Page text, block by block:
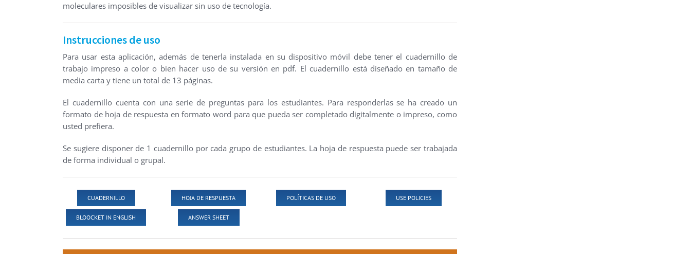
moleculares imposibles de visualizar sin uso de tecnología.
Instrucciones de uso
Para usar esta aplicación, además de tenerla instalada en su dispositivo móvil debe tener el cuadernillo de
trabajo impreso a color o bien hacer uso de su versión en pdf. El cuadernillo está diseñado en tamaño de
media carta y tiene un total de 13 páginas.
El cuadernillo cuenta con una serie de preguntas para los estudiantes. Para responderlas se ha creado un
formato de hoja de respuesta en formato word para que pueda ser completado digitalmente o impreso, como
usted prefiera.
Se sugiere disponer de 1 cuadernillo por cada grupo de estudiantes. La hoja de respuesta puede ser trabajada
de forma individual o grupal.
CUADERNILLO
BLOOCKET IN ENGLISH
HOJA DE RESPUESTA
ANSWER SHEET
POLÍTICAS DE USO USE POLICIES